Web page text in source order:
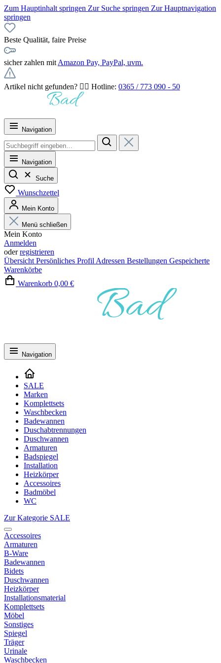
Zum Hauptinhalt springen Zur Suche springen Zur Hauptnavigation
springen
Beste Qualität, faire Preise
sicher zahlen mit Amazon Pay, PayPal, uvm.
Artikel nicht gefunden? 👉🏻 Hotline: 0365 / 773 090 - 50
Navigation
Navigation
Suche
Wunschzettel
Mein Konto
Menü schließen
Mein Konto
Anmelden
oderregistrieren
Übersicht Persönliches Profil Adressen Bestellungen Gespeicherte
Warenkörbe
Warenkorb 0,00 €
Navigation
SALE
Marken
Komplettsets
Waschbecken
Badewannen
Duschabtrennungen
Duschwannen
Armaturen
Badspiegel
Installation
Heizkörper
Accessoires
Badmöbel
WC
Zur Kategorie SALE
Accessoires
Armaturen
B-Ware
Badewannen
Bidets
Duschwannen
Heizkörper
Installationsmaterial
Komplettsets
Möbel
Sonstiges
Spiegel
Träger
Urinale
Waschbecken